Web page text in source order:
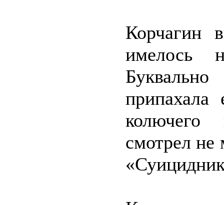
Корчагин
имелось
припахала
колючего
смотрел не